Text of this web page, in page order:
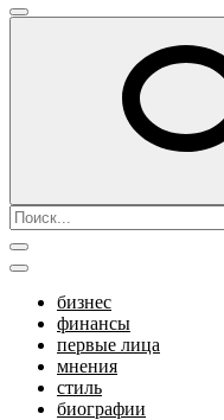
бизнес
финансы
первые лица
мнения
стиль
биографии